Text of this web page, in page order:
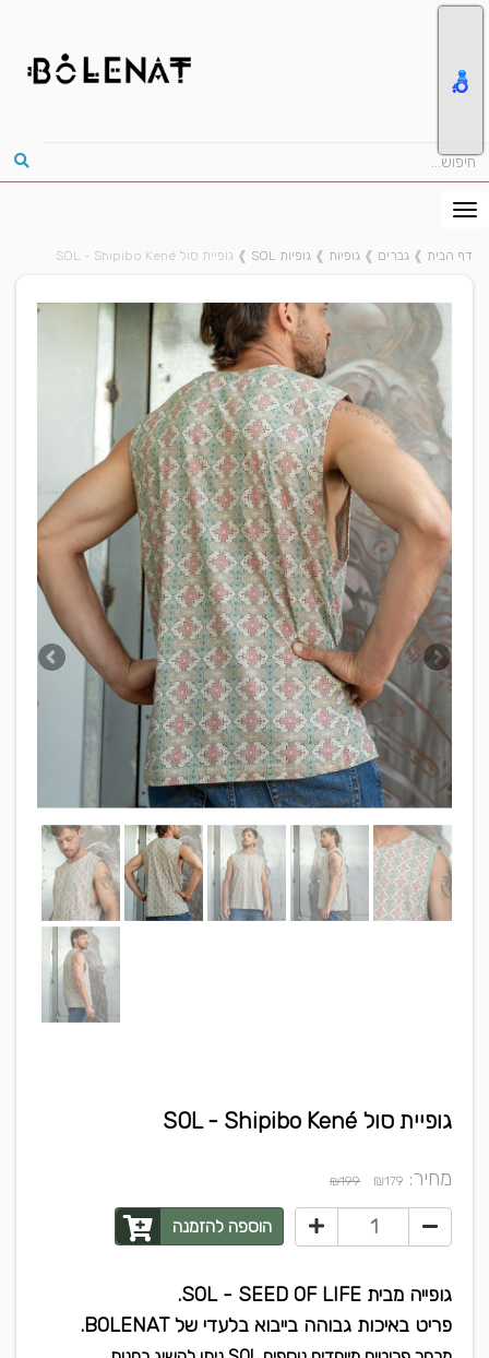
דף הבית ❱ גברים ❱ גופיות ❱ גופיות SOL ❱ גופיית סול SOL - Shipibo Kené
גופיית סול SOL - Shipibo Kené
מחיר: ₪179
₪199
הוספה להזמנה
גופייה מבית SOL - SEED OF LIFE.
פריט באיכות גבוהה בייבוא בלעדי של BOLENAT.